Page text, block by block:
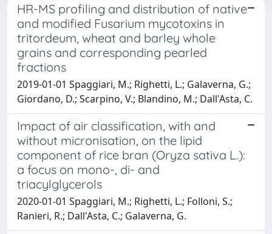
HR-MS profiling and distribution of native
and modified Fusarium mycotoxins in
tritordeum, wheat and barley whole
grains and corresponding pearled
fractions
2019-01-01 Spaggiari, M.; Righetti, L.; Galaverna, G.;
Giordano, D.; Scarpino, V.; Blandino, M.; Dall'Asta, C.
Impact of air classification, with and
without micronisation, on the lipid
component of rice bran (Oryza sativa L.):
a focus on mono-, di- and
triacylglycerols
2020-01-01 Spaggiari, M.; Righetti, L.; Folloni, S.;
Ranieri, R.; Dall'Asta, C.; Galaverna, G.